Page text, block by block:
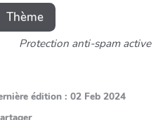
Thème
Protection anti-spam active
édition : 02 Feb 2024